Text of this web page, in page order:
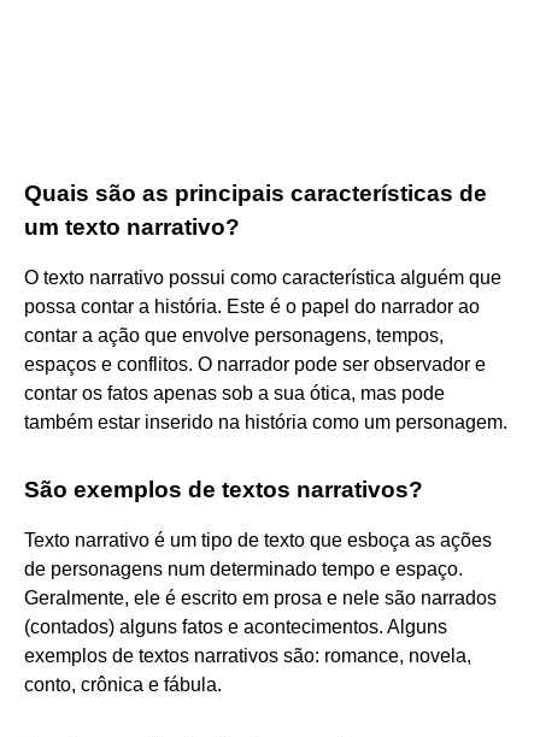
Quais são as principais características de
um texto narrativo?
O texto narrativo possui como característica alguém que
possa contar a história. Este é o papel do narrador ao
contar a ação que envolve personagens, tempos,
espaços e conflitos. O narrador pode ser observador e
contar os fatos apenas sob a sua ótica, mas pode
também estar inserido na história como um personagem.
São exemplos de textos narrativos?
Texto narrativo é um tipo de texto que esboça as ações
de personagens num determinado tempo e espaço.
Geralmente, ele é escrito em prosa e nele são narrados
(contados) alguns fatos e acontecimentos. Alguns
exemplos de textos narrativos são: romance, novela,
conto, crônica e fábula.